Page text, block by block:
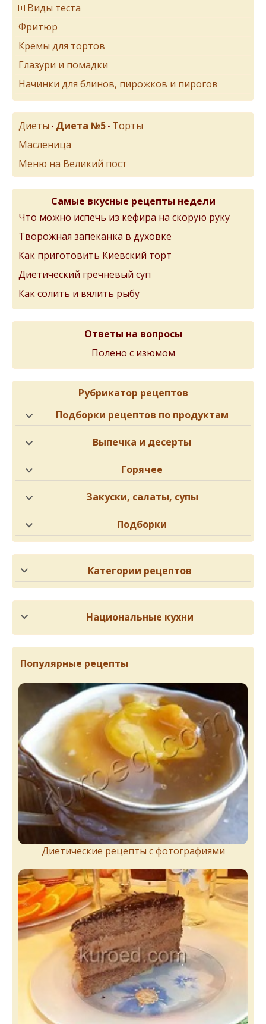
Виды теста
Фритюр
Кремы для тортов
Глазури и помадки
Начинки для блинов, пирожков и пирогов
Диеты • Диета №5 • Торты
Масленица
Меню на Великий пост
Самые вкусные рецепты недели
Что можно испечь из кефира на скорую руку
Творожная запеканка в духовке
Как приготовить Киевский торт
Диетический гречневый суп
Как солить и вялить рыбу
Ответы на вопросы
Полено с изюмом
Рубрикатор рецептов
Подборки рецептов по продуктам
Выпечка и десерты
Горячее
Закуски, салаты, супы
Подборки
Категории рецептов
Национальные кухни
Популярные рецепты
Диетические рецепты с фотографиями